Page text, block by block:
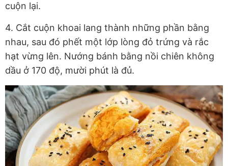
cuộn lại.
4. Cắt cuộn khoai lang thành những phần bằng
nhau, sau đó phết một lớp lòng đỏ trứng và rắc
hạt vừng lên. Nướng bánh bằng nồi chiên không
dầu ở 170 độ, mười phút là đủ.